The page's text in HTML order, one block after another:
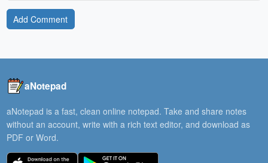
Add Comment
aNotepad
aNotepad is a fast, clean online notepad. Take and share notes
without an account, write with a rich text editor, and download as
PDF or Word.